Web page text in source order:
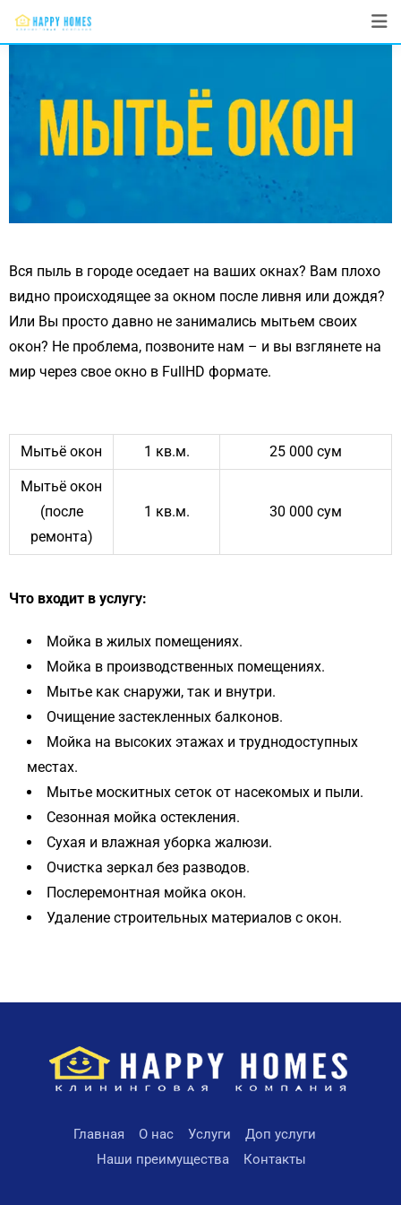
Вся пыль в городе оседает на ваших окнах? Вам плохо
видно происходящее за окном после ливня или дождя?
Или Вы просто давно не занимались мытьем своих
окон? Не проблема, позвоните нам – и вы взглянете на
мир через свое окно в FullHD формате.
Мытьё окон 1 кв.м. 25 000 сум
Мытьё окон
(после
ремонта)
1 кв.м. 30 000 сум
Что входит в услугу:
Мойка в жилых помещениях.
Мойка в производственных помещениях.
Мытье как снаружи, так и внутри.
Очищение застекленных балконов.
Мойка на высоких этажах и труднодоступных
местах.
Мытье москитных сеток от насекомых и пыли.
Сезонная мойка остекления.
Сухая и влажная уборка жалюзи.
Очистка зеркал без разводов.
Послеремонтная мойка окон.
Удаление строительных материалов с окон.
Главная О нас Услуги
Доп услуги
Наши преимущества
Контакты